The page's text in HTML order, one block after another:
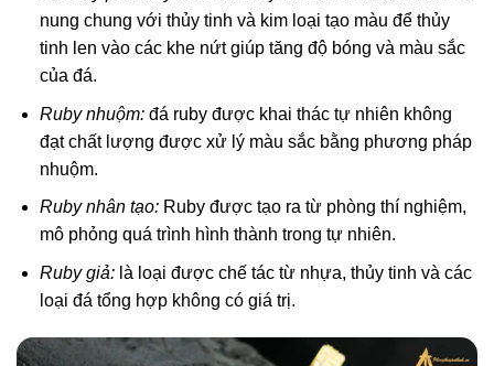
nung chung với thủy tinh và kim loại tạo màu để thủy
tinh len vào các khe nứt giúp tăng độ bóng và màu sắc
của đá.
Ruby nhuộm:đá ruby được khai thác tự nhiên không
đạt chất lượng được xử lý màu sắc bằng phương pháp
nhuộm.
Ruby nhân tạo:Ruby được tạo ra từ phòng thí nghiệm,
mô phỏng quá trình hình thành trong tự nhiên.
Ruby giả:là loại được chế tác từ nhựa, thủy tinh và các
loại đá tổng hợp không có giá trị.